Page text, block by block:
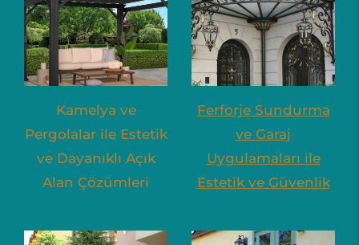
Kamelya ve
Pergolalar ile Estetik
ve Dayanıklı Açık
Alan Çözümleri
Ferforje Sundurma
ve Garaj
Uygulamaları ile
Estetik ve Güvenlik